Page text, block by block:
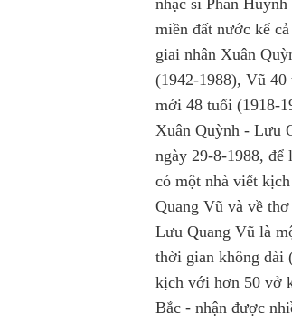
miền đất nước kể
giai nhân Xuân
(1942-1988), Vũ
mới 48 tuổi (1918-
Xuân Quỳnh - Lưu
ngày 29-8-1988, để
có một nhà viết
Quang Vũ và về
Lưu Quang Vũ là
thời gian không dài
kịch với hơn 50 vở
Bắc - nhận được